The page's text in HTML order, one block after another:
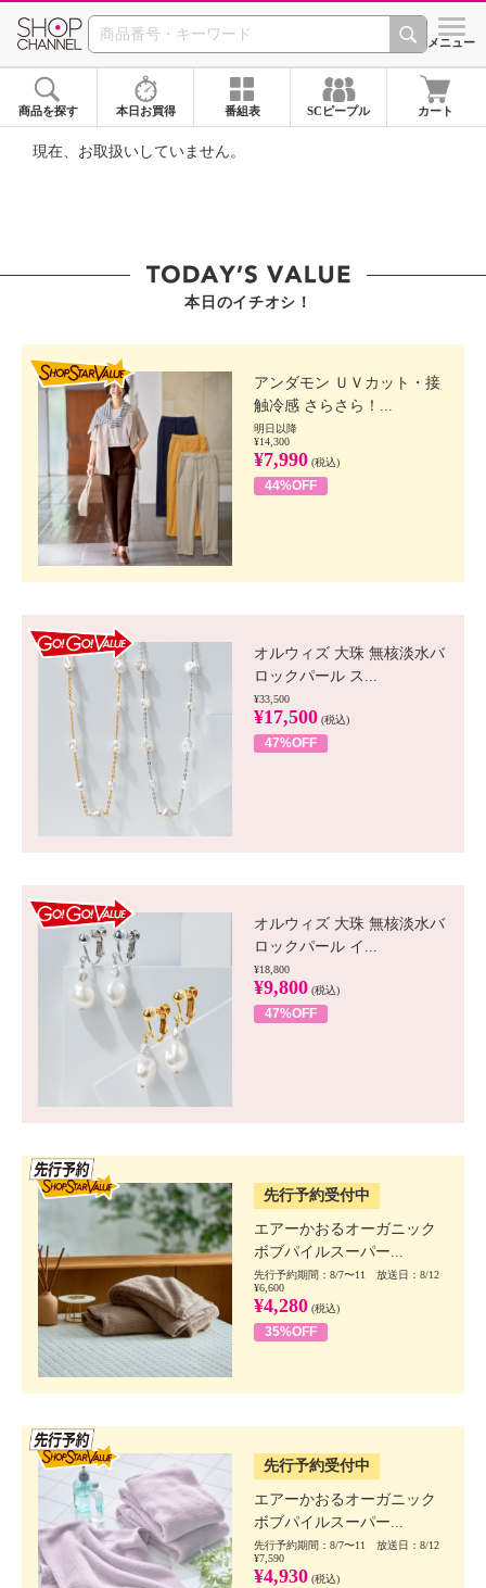
SHOP CHANNEL ショッ
メニュー
商品を探す 本日お買得 番組表 SCピープル カート
現在、お取扱いしていません。
本日のイチオシ！
アンダモン ＵＶカット・接
触冷感 さらさら！...
明日以降
¥14,300
¥7,990 (税込)
44%OFF
オルウィズ 大珠 無核淡水バ
ロックパール ス...
¥33,500
¥17,500 (税込)
47%OFF
オルウィズ 大珠 無核淡水バ
ロックパール イ...
¥18,800
¥9,800 (税込)
47%OFF
先行予約受付中
エアーかおるオーガニック
ボブパイルスーパー...
先行予約期間：8/7〜11 放送日：8/12
¥6,600
¥4,280 (税込)
35%OFF
先行予約受付中
エアーかおるオーガニック
ボブパイルスーパー...
先行予約期間：8/7〜11 放送日：8/12
¥7,590
¥4,930 (税込)